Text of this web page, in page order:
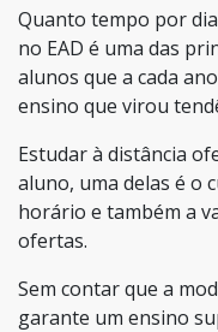
Quanto tempo por
no EAD é uma das
alunos que a cada
ensino que virou
Estudar à distância
aluno, uma delas é o
horário e também a
ofertas.
Sem contar que a
garante um ensino